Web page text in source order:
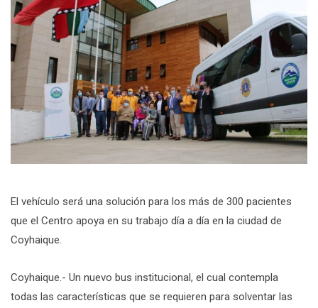
El vehículo será una solución para los más de 300 pacientes
que el Centro apoya en su trabajo día a día en la ciudad de
Coyhaique.
Coyhaique.- Un nuevo bus institucional, el cual contempla
todas las características que se requieren para solventar las